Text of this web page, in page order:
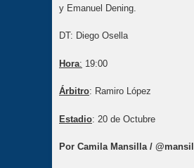
y Emanuel Dening.
DT: Diego Osella
Hora: 19:00
Árbitro: Ramiro López
Estadio: 20 de Octubre
Por Camila Mansilla /